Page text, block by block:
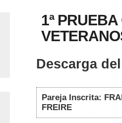
1ª
Descarga
Pareja Inscrita:
FREIRE